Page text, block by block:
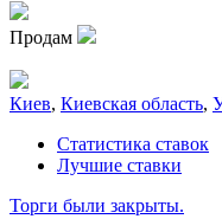
Продам
Киев, Киевская область,
Статистика ставок
Лучшие ставки
Торги были закрыты.